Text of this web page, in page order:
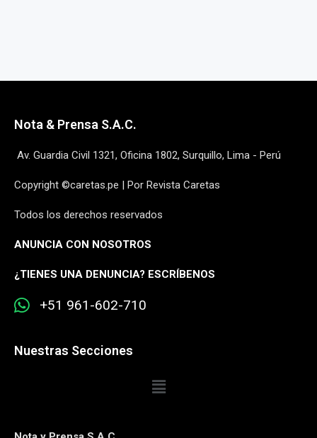
Nota & Prensa S.A.C.
Av. Guardia Civil 1321, Oficina 1802, Surquillo, Lima - Perú
Copyright ©caretas.pe | Por Revista Caretas
Todos los derechos reservados
ANUNCIA CON NOSOTROS
¿TIENES UNA DENUNCIA? ESCRÍBENOS
+51 961-602-710
Nuestras Secciones